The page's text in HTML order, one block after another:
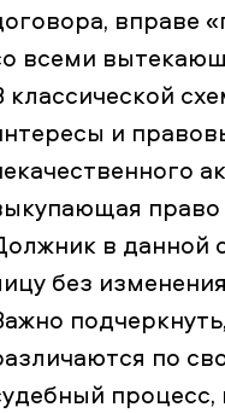
вправе
всеми
классической
и
право
в данной
без
по
процесс,